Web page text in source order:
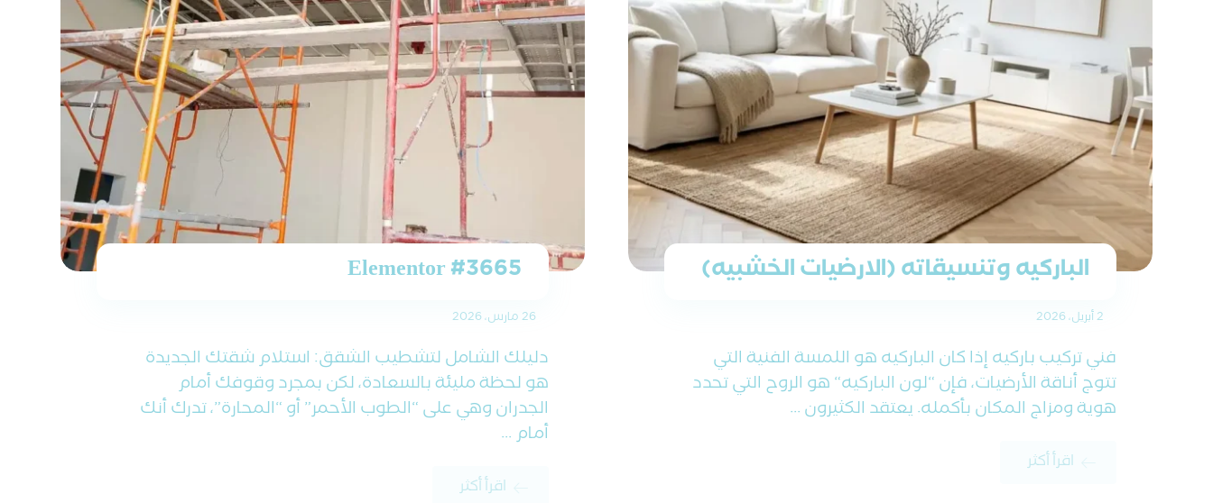
الباركيه وتنسيقاته (الارضيات الخشبيه)
2 أبريل، 2026
فني تركيب باركيه إذا كان الباركيه هو اللمسة الفنية التي
تتوج أناقة الأرضيات، فإن “لون الباركيه“ هو الروح التي تحدد
هوية ومزاج المكان بأكمله. يعتقد الكثيرون ...
اقرأ أكثر
Elementor #3665
26 مارس، 2026
دليلك الشامل لتشطيب الشقق: استلام شقتك الجديدة
هو لحظة مليئة بالسعادة، لكن بمجرد وقوفك أمام
الجدران وهي على “الطوب الأحمر” أو “المحارة”، تدرك أنك
أمام ...
اقرأ أكثر